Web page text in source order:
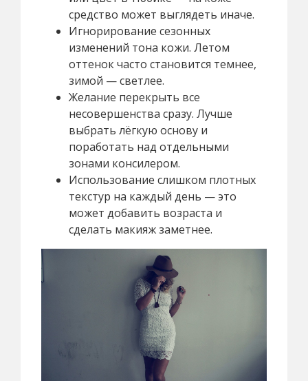
средство может выглядеть иначе.
Игнорирование сезонных
изменений тона кожи. Летом
оттенок часто становится темнее,
зимой — светлее.
Желание перекрыть все
несовершенства сразу. Лучше
выбрать лёгкую основу и
поработать над отдельными
зонами консилером.
Использование слишком плотных
текстур на каждый день — это
может добавить возраста и
сделать макияж заметнее.